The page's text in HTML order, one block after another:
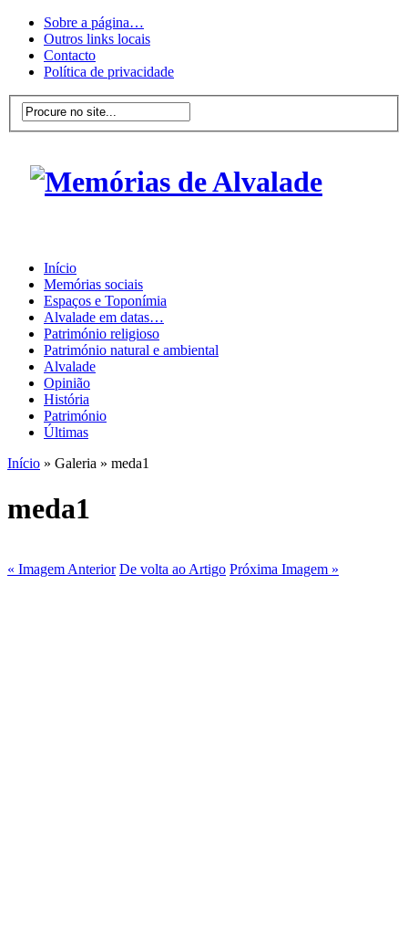
Sobre a página…
Outros links locais
Contacto
Política de privacidade
Início
Memórias sociais
Espaços e Toponímia
Alvalade em datas…
Património religioso
Património natural e ambiental
Alvalade
Opinião
História
Património
Últimas
Início » Galeria » meda1
meda1
« Imagem Anterior De volta ao Artigo Próxima Imagem »